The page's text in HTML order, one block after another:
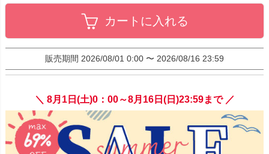
カートに入れる
販売期間 2026/08/01 0:00 〜 2026/08/16 23:59
＼ 8月1日(土)0：00～8月16日(日)23:59まで ／